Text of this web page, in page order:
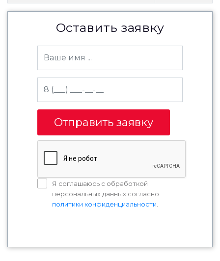
Оставить заявку
Отправить заявку
Я соглашаюсь с обработкой
персональных данных согласно
политики конфиденциальности